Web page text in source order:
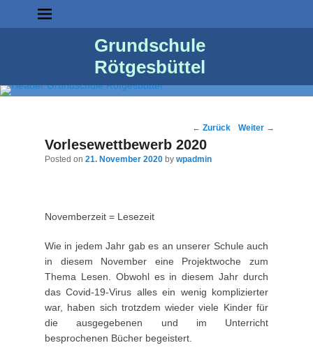
Grundschule
Rötgesbüttel
Post
navigation
← Zurück Weiter →
Vorlesewettbewerb 2020
Posted on 21. November 2020 by wpadmin
Novemberzeit = Lesezeit
Wie in jedem Jahr gab es an unserer Schule auch
in diesem November eine Projektwoche zum
Thema Lesen.
Obwohl es in diesem Jahr durch
das Covid-19-Virus alles ein wenig komplizierter
war, haben sich trotzdem wieder viele Kinder für
die ausgegebenen und im Unterricht
besprochenen Bücher begeistert.